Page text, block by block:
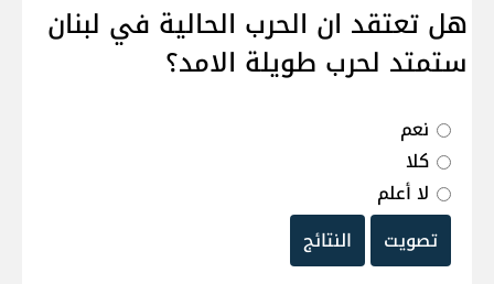
هل تعتقد ان الحرب الحالية في لبنان
ستمتد لحرب طويلة الامد؟
نعم
كلا
لا أعلم
تصويت
النتائج